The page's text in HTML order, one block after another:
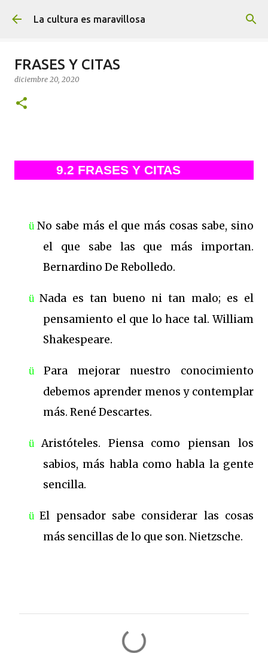
Ir al contenido principal
La cultura es maravillosa
FRASES Y CITAS
diciembre 20, 2020
9.2 FRASES Y CITAS
ü No sabe más el que más cosas sabe, sino
el que sabe las que más importan.
Bernardino De Rebolledo.
ü Nada es tan bueno ni tan malo; es el
pensamiento el que lo hace tal. William
Shakespeare.
ü
Para mejorar nuestro conocimiento
debemos aprender menos y contemplar
más. René Descartes.
ü
Aristóteles. Piensa como piensan los
sabios, más habla como habla la gente
sencilla.
ü El pensador sabe considerar las cosas
más sencillas de lo que son. Nietzsche.